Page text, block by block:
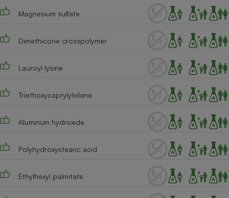
Magnesium sulfate
Dimethicone crosspolymer
Lauroyl lysine
Triethoxycaprylylsilane
Aluminum hydroxide
Polyhydroxystearic acid
Ethylhexyl palmitate
Robot ménager